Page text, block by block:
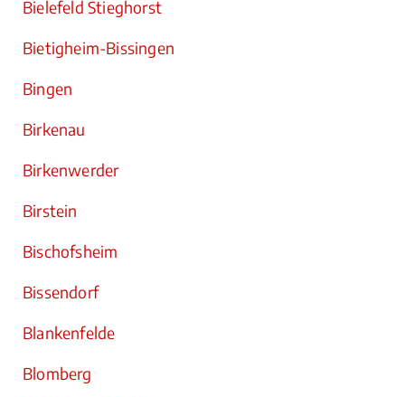
Bielefeld Stieghorst
Bietigheim-Bissingen
Bingen
Birkenau
Birkenwerder
Birstein
Bischofsheim
Bissendorf
Blankenfelde
Blomberg